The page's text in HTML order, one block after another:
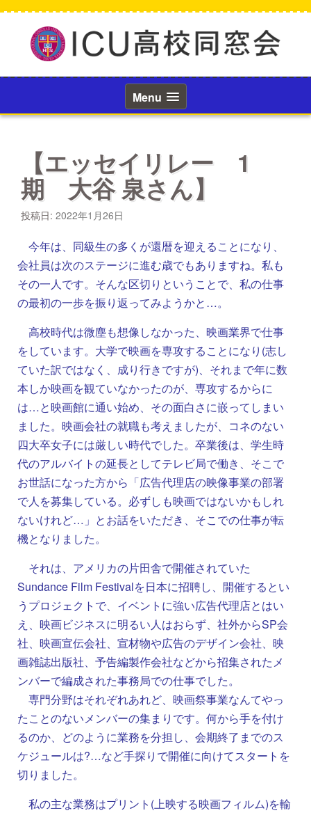
へ
ッ
Menu
【エッセイリレー 1
期 大谷 泉さん】
投稿日: 2022年1月26日
今年は、同級生の多くが還暦を迎えることになり、
会社員は次のステージに進む歳でもありますね。私も
その一人です。そんな区切りということで、私の仕事
の最初の一歩を振り返ってみようかと…。
高校時代は微塵も想像しなかった、映画業界で仕事
をしています。大学で映画を専攻することになり(志し
ていた訳ではなく、成り行きですが)、それまで年に数
本しか映画を観ていなかったのが、専攻するからに
は…と映画館に通い始め、その面白さに嵌ってしまい
ました。映画会社の就職も考えましたが、コネのない
四大卒女子には厳しい時代でした。卒業後は、学生時
代のアルバイトの延長としてテレビ局で働き、そこで
お世話になった方から「広告代理店の映像事業の部署
で人を募集している。必ずしも映画ではないかもしれ
ないけれど…」とお話をいただき、そこでの仕事が転
機となりました。
それは、アメリカの片田舎で開催されていた
Sundance Film Festivalを日本に招聘し、開催するとい
うプロジェクトで、イベントに強い広告代理店とはい
え、映画ビジネスに明るい人はおらず、社外からSP会
社、映画宣伝会社、宣材物や広告のデザイン会社、映
画雑誌出版社、予告編製作会社などから招集されたメ
ンバーで編成された事務局での仕事でした。
専門分野はそれぞれあれど、映画祭事業なんてやっ
たことのないメンバーの集まりです。何から手を付け
るのか、どのように業務を分担し、会期終了までのス
ケジュールは?…など手探りで開催に向けてスタートを
切りました。
私の主な業務はプリント(上映する映画フィルム)を輸